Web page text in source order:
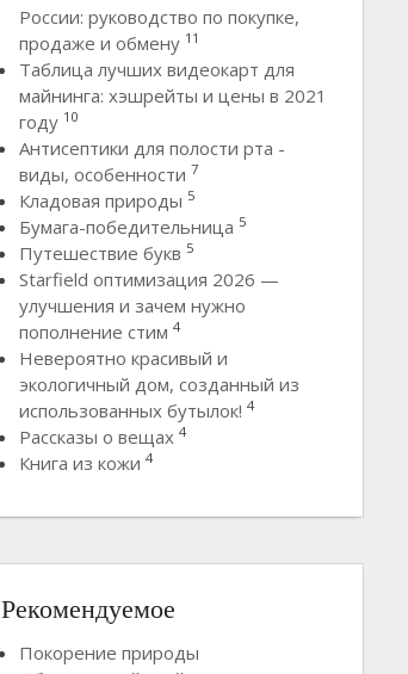
России: руководство по покупке,
продаже и обмену 11
Таблица лучших видеокарт для
майнинга: хэшрейты и цены в 2021
году 10
Антисептики для полости рта -
виды, особенности 7
Кладовая природы 5
Бумага-победительница 5
Путешествие букв 5
Starfield оптимизация 2026 —
улучшения и зачем нужно
пополнение стим 4
Невероятно красивый и
экологичный дом, созданный из
использованных бутылок! 4
Рассказы о вещах 4
Книга из кожи 4
Рекомендуемое
Покорение природы